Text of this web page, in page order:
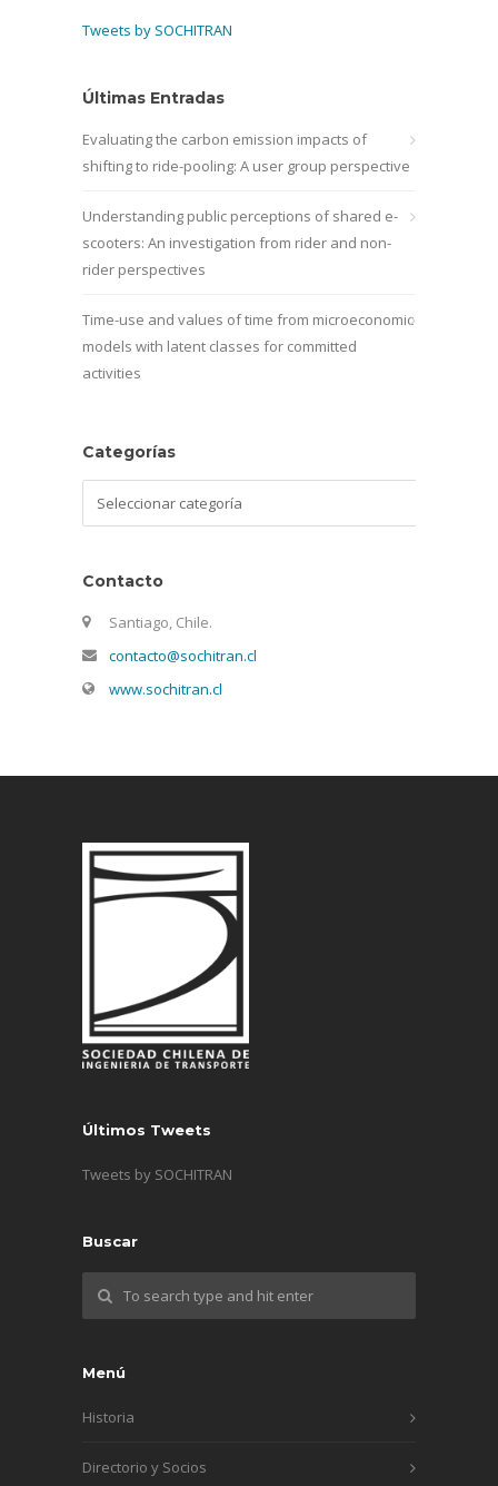
Tweets by SOCHITRAN
Últimas Entradas
Evaluating the carbon emission impacts of
shifting to ride-pooling: A user group perspective
Understanding public perceptions of shared e-
scooters: An investigation from rider and non-
rider perspectives
Time-use and values of time from microeconomic
models with latent classes for committed
activities
Categorías
Contacto
Santiago, Chile.
contacto@sochitran.cl
www.sochitran.cl
Últimos Tweets
Tweets by SOCHITRAN
Buscar
Menú
Historia
Directorio y Socios